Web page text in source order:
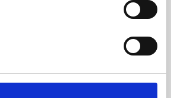
Tilbakekalling av varer